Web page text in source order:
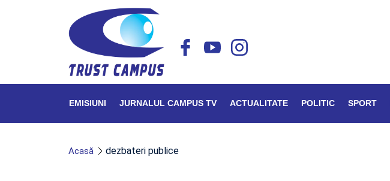
EMISIUNI JURNALUL CAMPUS TV ACTUALITATE POLITIC SPORT
Acasă dezbateri publice